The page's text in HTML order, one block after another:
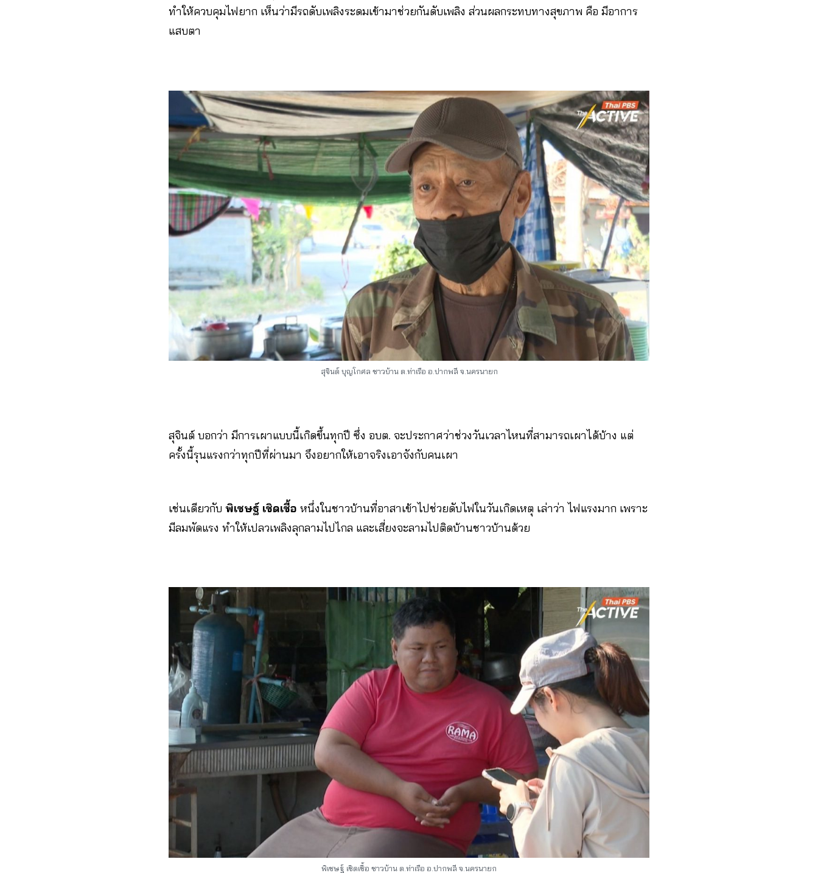
ทำให้ควบคุมไฟยาก เห็นว่ามีรถดับเพลิงระดมเข้ามาช่วยกันดับเพลิง ส่วนผลกระทบทางสุขภาพ คือ มีอาการ
แสบตา
สุจินต์ บุญโกศล ชาวบ้าน ต.ท่าเรือ อ.ปากพลี จ.นครนายก
สุจินต์ บอกว่า มีการเผาแบบนี้เกิดขึ้นทุกปี ซึ่ง อบต. จะประกาศว่าช่วงวันเวลาไหนที่สามารถเผาได้บ้าง แต่
ครั้งนี้รุนแรงกว่าทุกปีที่ผ่านมา จึงอยากให้เอาจริงเอาจังกับคนเผา
เช่นเดียวกับ พิเชษฐ์ เชิดเชื้อ หนึ่งในชาวบ้านที่อาสาเข้าไปช่วยดับไฟในวันเกิดเหตุ เล่าว่า ไฟแรงมาก เพราะ
มีลมพัดแรง ทำให้เปลวเพลิงลุกลามไปไกล และเสี่ยงจะลามไปติดบ้านชาวบ้านด้วย
พิเชษฐ์ เชิดเชื้อ ชาวบ้าน ต.ท่าเรือ อ.ปากพลี จ.นครนายก